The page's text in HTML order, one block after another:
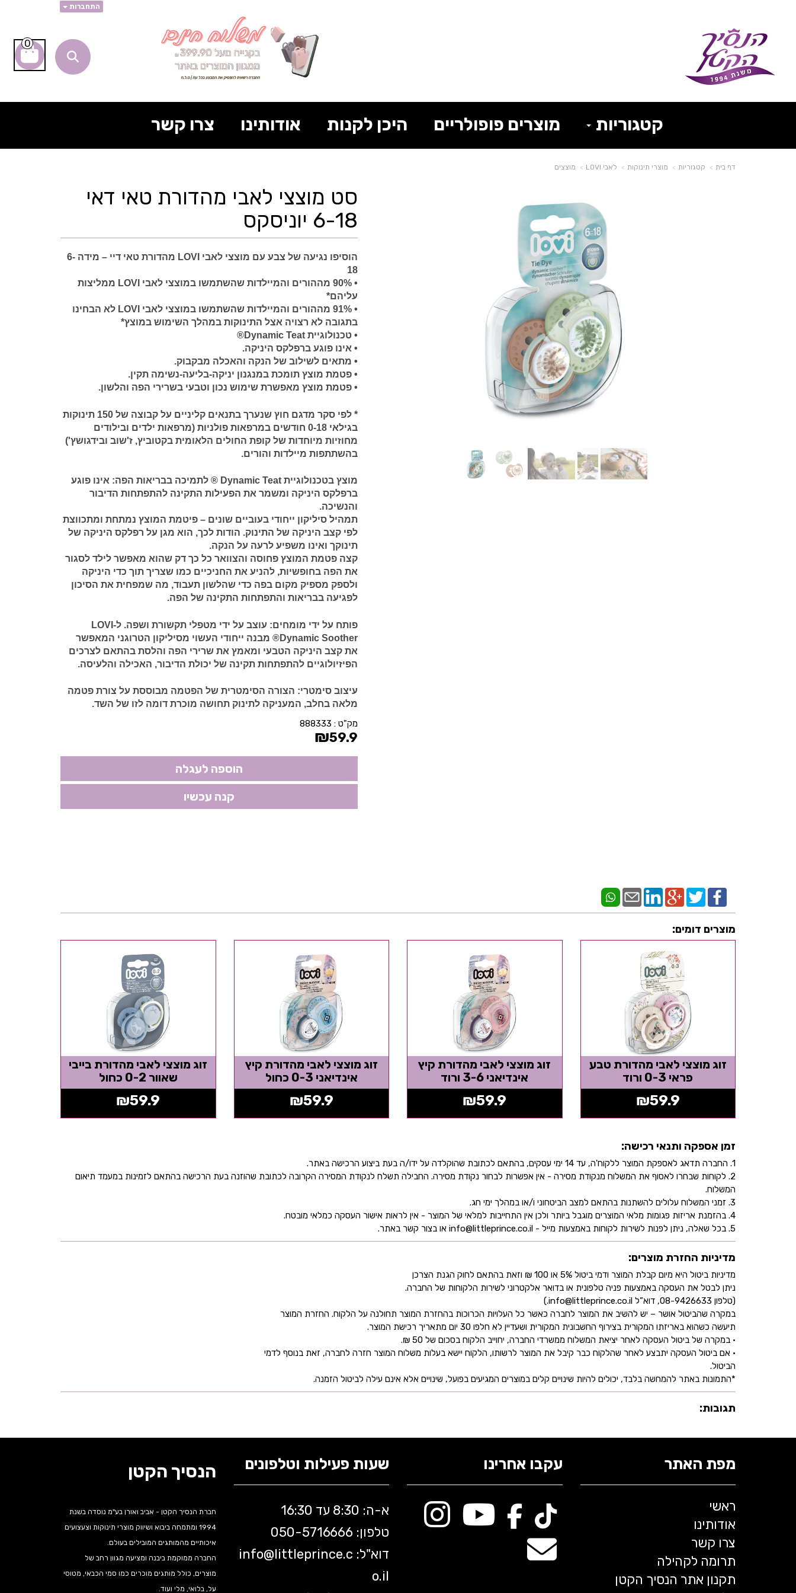
התחברות
0
קטגוריות מוצרים פופולריים היכן לקנות אודותינו צרו קשר
דף בית קטגוריות מוצרי תינוקות לאבי LOVI מוצצים
סט מוצצי לאבי מהדורת טאי דאי
6-18 יוניסקס
הוסיפו נגיעה של צבע עם מוצצי לאבי LOVI מהדורת טאי דיי – מידה 6-
18
• 90% מההורים והמיילדות שהשתמשו במוצצי לאבי LOVI ממליצות
עליהם*
• 91% מההורים והמיילדות שהשתמשו במוצצי לאבי LOVI לא הבחינו
בתגובה לא רצויה אצל התינוקות במהלך השימוש במוצץ*
• טכנולוגיית Dynamic Teat®
• אינו פוגע ברפלקס היניקה.
• מתאים לשילוב של הנקה והאכלה מבקבוק.
• פטמת מוצץ תומכת במנגנון יניקה-בליעה-נשימה תקין.
• פטמת מוצץ מאפשרת שימוש נכון וטבעי בשרירי הפה והלשון.
*
לפי סקר מדגם חוץ שנערך בתנאים קליניים על קבוצה של 150 תינוקות
בגילאי 0-18 חודשים במרפאות פולניות (מרפאות ילדים ובילודים
מחוזיות מיוחדות של קופת החולים הלאומית בקטוביץ, ז'שוב ובידגושץ')
בהשתתפות מיילדות והורים.
מוצץ בטכנולוגיית Dynamic Teat ® לתמיכה בבריאות הפה:
אינו פוגע
ברפלקס היניקה ומשמר את הפעילות התקינה להתפתחות הדיבור
והנשיכה.
תמהיל סיליקון ייחודי בעוביים שונים – פיטמת המוצץ נמתחת ומתכווצת
לפי קצב היניקה של התינוק. הודות לכך, הוא מגן על רפלקס היניקה של
תינוקך ואינו משפיע לרעה על הנקה.
קצה פטמת המוצץ פחוסה והצוואר כל כך דק שהוא מאפשר לילד לסגור
את הפה בחופשיות, להניע את החניכיים כמו שצריך תוך כדי היניקה
ולספק מספיק מקום בפה כדי שהלשון תעבוד, מה שמפחית את הסיכון
לפגיעה בבריאות והתפתחות התקינה של הפה.
פותח על ידי מומחים:
עוצב על ידי מטפלי תקשורת ושפה. ל-LOVI
Dynamic Soother® מבנה ייחודי העשוי מסיליקון הטרוגני המאפשר
את קצב היניקה הטבעי ומאמץ את שרירי הפה והלסת בהתאם לצרכים
הפיזיולוגיים להתפתחות תקינה של יכולת הדיבור, האכילה והלעיסה.
עיצוב סימטרי: הצורה הסימטרית של הפטמה מבוססת על צורת פטמה
מלאה בחלב, המעניקה לתינוק תחושה מוכרת דומה לזו של השד.
מק"ט : 888333
₪59.9
מוצרים דומים:
זוג מוצצי לאבי מהדורת טבע
פראי 0-3 ורוד
₪59.9
זוג מוצצי לאבי מהדורת קיץ
אינדיאני 3-6 ורוד
₪59.9
זוג מוצצי לאבי מהדורת קיץ
אינדיאני 0-3 כחול
₪59.9
זוג מוצצי לאבי מהדורת בייבי
שאוור 0-2 כחול
₪59.9
זמן אספקה ותנאי רכישה:
1. החברה תדאג לאספקת המוצר ללקוח'ה, עד 14 ימי עסקים, בהתאם לכתובת שהוקלדה על ידו/ה בעת ביצוע הרכישה באתר.
2. לקוחות שבחרו לאסוף את המשלוח מנקודת מסירה - אין אפשרות לבחור נקודת מסירה. החבילה תשלח לנקודת המסירה הקרובה לכתובת שהוזנה בעת הרכישה בהתאם לזמינות במעמד תיאום
המשלוח.
3. זמני המשלוח עלולים להשתנות בהתאם למצב הביטחוני ו/או במהלך ימי חג.
4. בהזמנת אריזות פגומות מלאי המוצרים מוגבל ביותר ולכן אין התחייבות למלאי של המוצר - אין לראות אישור העסקה כמלאי מובטח.
5. בכל שאלה, ניתן לפנות לשירות לקוחות באמצעות מייל - info@littleprince.co.il או בצור קשר באתר.
מדיניות החזרת מוצרים:
מדיניות ביטול היא מיום קבלת המוצר ודמי ביטול 5% או 100 ₪ וזאת בהתאם לחוק הגנת הצרכן
ניתן לבטל את העסקה באמצעות פניה טלפונית או בדואר אלקטרוני לשירות הלקוחות של החברה.
(טלפון 08-9426633, דוא”ל info@littleprince.co.il.)
במקרה שהביטול אושר – יש להשיב את המוצר לחברה כאשר כל העלויות הכרוכות בהחזרת המוצר תחולנה על הלקוח. החזרת המוצר
תיעשה כשהוא באריזתו המקורית בצירוף החשבונית המקורית ושעדיין לא חלפו 30 יום מתאריך רכישת המוצר.
• במקרה של ביטול העסקה לאחר יציאת המשלוח ממשרדי החברה, יחוייב הלקוח בסכום של 50 ₪.
• אם ביטול העסקה יתבצע לאחר שהלקוח כבר קיבל את המוצר לרשותו, הלקוח יישא בעלות משלוח המוצר חזרה לחברה, זאת בנוסף לדמי
הביטול.
*התמונות באתר להמחשה בלבד, יכולים להיות שינויים קלים במוצרים המגיעים בפועל, שינויים אלא אינם עילה לביטול הזמנה.
תגובות:
מפת האתר
ראשי
אודותינו
צרו קשר
תרומה לקהילה
תקנון אתר הנסיך הקטן
עקבו אחרינו שעות פעילות וטלפונים
א-ה: 8:30 עד 16:30
טלפון: 050-5 716666
דוא"ל:
info@littleprince.c
o.il
הנסיך הקטן
חברת הנסיך הקטן - אביב ואורן בע"מ נוסדה בשנת
1994 ומתמחה ביבוא ושיווק מוצרי תינוקות וצעצועים
איכותיים מהמותגים המובילים בעולם.
החברה ממוקמת ביבנה ומציעה מגוון רחב של
מוצרים, כולל מותגים מוכרים כמו סמי הכבאי, מטוסי
על, בלואי, מלי ועוד.